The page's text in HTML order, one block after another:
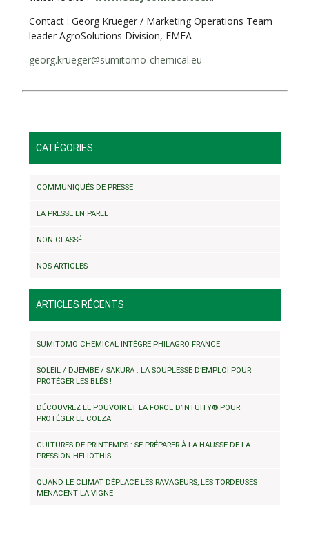
Contact : Georg Krueger / Marketing Operations Team
leader AgroSolutions Division, EMEA
georg.krueger@sumitomo-chemical.eu
CATÉGORIES
COMMUNIQUÉS DE PRESSE
LA PRESSE EN PARLE
NON CLASSÉ
NOS ARTICLES
ARTICLES RÉCENTS
SUMITOMO CHEMICAL INTÈGRE PHILAGRO FRANCE
SOLEIL / DJEMBE / SAKURA : LA SOUPLESSE D’EMPLOI POUR
PROTÉGER LES BLÉS !
DÉCOUVREZ LE POUVOIR ET LA FORCE D’INTUITY® POUR
PROTÉGER LE COLZA
CULTURES DE PRINTEMPS : SE PRÉPARER À LA HAUSSE DE LA
PRESSION HÉLIOTHIS
QUAND LE CLIMAT DÉPLACE LES RAVAGEURS, LES TORDEUSES
MENACENT LA VIGNE